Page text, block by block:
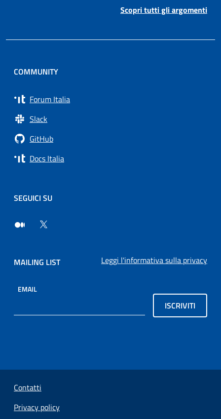
Scopri tutti gli argomenti
COMMUNITY
Forum Italia
Slack
GitHub
Docs Italia
SEGUICI SU
MAILING LIST Leggi l'informativa sulla privacy
EMAIL
ISCRIVITI
Sezione Link Utili
Contatti
Privacy policy